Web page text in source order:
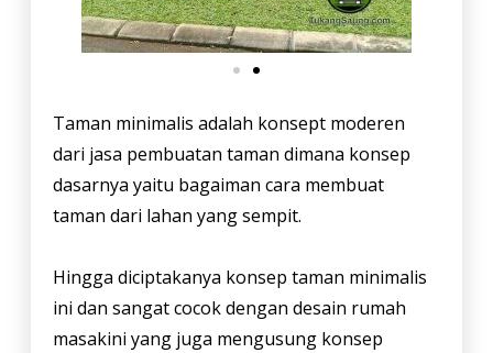
Taman minimalis adalah konsept moderen
dari jasa pembuatan taman dimana konsep
dasarnya yaitu bagaiman cara membuat
taman dari lahan yang sempit.
Hingga diciptakanya konsep taman minimalis
ini dan sangat cocok dengan desain rumah
masakini yang juga mengusung konsep